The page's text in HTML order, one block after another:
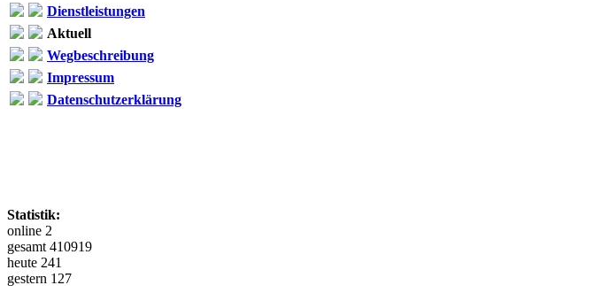
Dienstleistungen
Aktuell
Wegbeschreibung
Impressum
Datenschutzerklärung
Statistik:
online 2
gesamt 410919
heute 241
gestern 127